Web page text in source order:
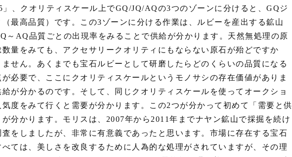
」、クオリティスケール上でGQ/JQ/AQの3つのゾーンに分けると、GQジ
（最高品質）です。この3ゾーンに分ける作業は、ルビーを産出する鉱山
～AQ品質ごとの出現率をみることで供給が分かります。天然無処理の原
量をみても、アクセサリークオリティにもならない原石が殆どですか
ません。あくまでも宝石ルビーとして研磨したらどのくらいの品質になる
必要で、ここにクオリティスケールというモノサシの存在価値がありま
が分かるのです。そして、同じクオリティスケールを使ってオークショ
気度をみて行くと需要が分かります。この2つが分かって初めて「需要と供
分かります。モリスは、2007年から2011年までナヤン鉱山で採掘を続け
をしましたが、非常に有意義であったと思います。市場に存在する宝石
ては、美しさを改良するために人為的な処理がされていますが、その理